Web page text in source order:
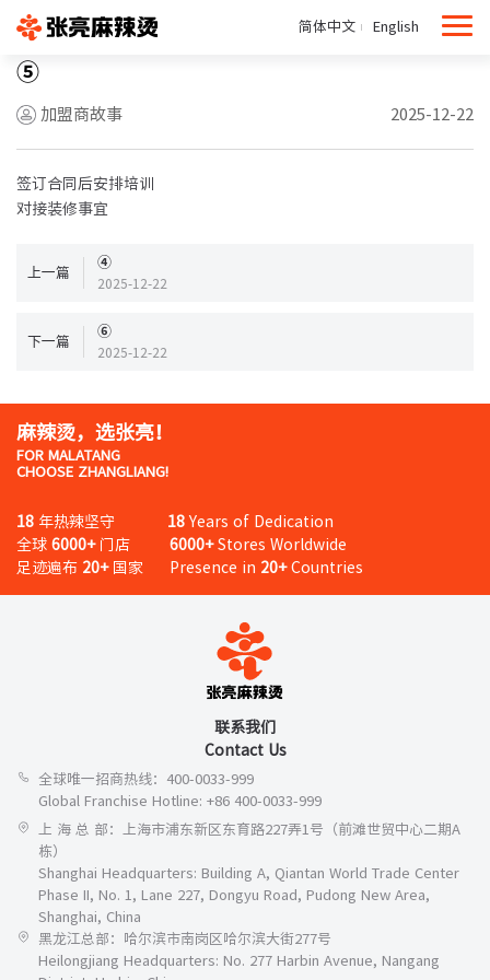
简体中文 English
⑤
加盟商故事 2025-12-22
签订合同后安排培训
对接装修事宜
上一篇
④
2025-12-22
下一篇
⑥
2025-12-22
麻辣烫，选张亮！
FOR MALATANG
CHOOSE ZHANGLIANG!
18 年热辣坚守 18 Years of Dedication
全球 6000+ 门店 6000+Stores Worldwide
足迹遍布 20+ 国家 Presence in 20+Countries
联系我们
Contact Us
全球唯一招商热线：400-0033-999
Global Franchise Hotline: +86 400-0033-999
上 海 总 部：上海市浦东新区东育路227弄1号（前滩世贸中心二期A
栋）
Shanghai Headquarters: Building A, Qiantan World Trade Center
Phase II, No. 1, Lane 227, Dongyu Road, Pudong New Area,
Shanghai, China
黑龙江总部：哈尔滨市南岗区哈尔滨大街277号
Heilongjiang Headquarters: No. 277 Harbin Avenue, Nangang